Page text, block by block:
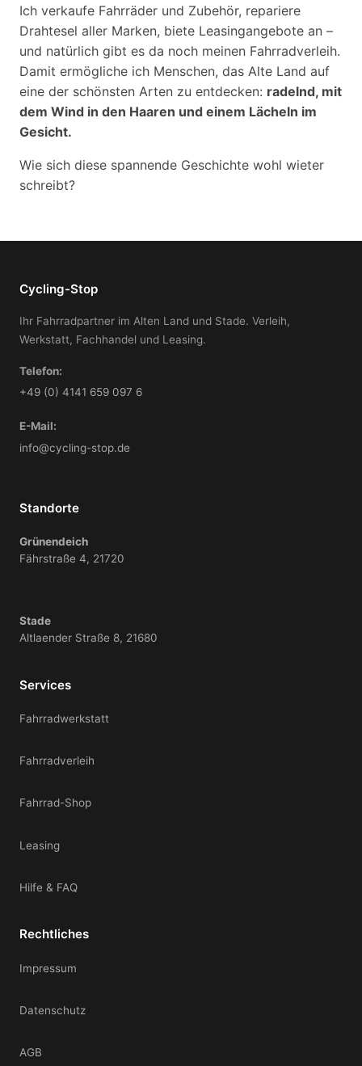
Ich verkaufe Fahrräder und Zubehör, repariere
Drahtesel aller Marken, biete Leasingangebote an –
und natürlich gibt es da noch meinen Fahrradverleih.
Damit ermögliche ich Menschen, das Alte Land auf
eine der schönsten Arten zu entdecken: radelnd, mit
dem Wind in den Haaren und einem Lächeln im
Gesicht.
Wie sich diese spannende Geschichte wohl wieter
schreibt?
Cycling-Stop
Ihr Fahrradpartner im Alten Land und Stade. Verleih,
Werkstatt, Fachhandel und Leasing.
Telefon:
+49 (0) 4141 659 097 6
E-Mail:
info@cycling-stop.de
Standorte
Grünendeich
Fährstraße 4, 21720
Stade
Altlaender Straße 8, 21680
Services
Fahrradwerkstatt
Fahrradverleih
Fahrrad-Shop
Leasing
Hilfe & FAQ
Rechtliches
Impressum
Datenschutz
AGB